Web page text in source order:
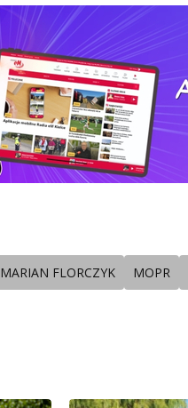
MARIAN FLORCZYK MOPR